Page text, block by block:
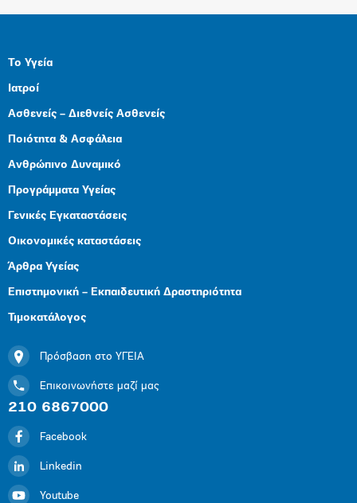
Το Υγεία
Ιατροί
Ασθενείς – Διεθνείς Ασθενείς
Ποιότητα & Ασφάλεια
Ανθρώπινο Δυναμικό
Προγράμματα Υγείας
Γενικές Εγκαταστάσεις
Οικονομικές καταστάσεις
Άρθρα Υγείας
Επιστημονική – Εκπαιδευτική Δραστηριότητα
Τιμοκατάλογος
Πρόσβαση στο ΥΓΕΙΑ
Επικοινωνήστε μαζί μας
210 6867000
Facebook
Linkedin
Youtube